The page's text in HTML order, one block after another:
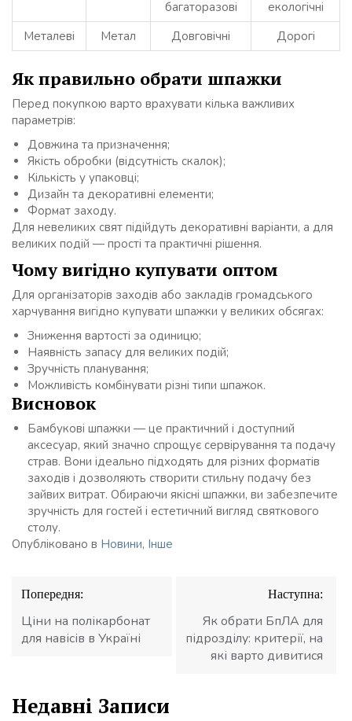
багаторазові
екологічні
Металеві
Метал Довговічні Дорогі
Як правильно обрати шпажки
Перед покупкою варто врахувати кілька важливих
параметрів:
Довжина та призначення;
Якість обробки (відсутність скалок);
Кількість у упаковці;
Дизайн та декоративні елементи;
Формат заходу.
Для невеликих свят підійдуть декоративні варіанти, а для
великих подій — прості та практичні рішення.
Чому вигідно купувати оптом
Для організаторів заходів або закладів громадського
харчування вигідно купувати шпажки у великих обсягах:
Зниження вартості за одиницю;
Наявність запасу для великих подій;
Зручність планування;
Можливість комбінувати різні типи шпажок.
Висновок
Бамбукові шпажки — це практичний і доступний
аксесуар, який значно спрощує сервірування та подачу
страв. Вони ідеально підходять для різних форматів
заходів і дозволяють створити стильну подачу без
зайвих витрат. Обираючи якісні шпажки, ви забезпечите
зручність для гостей і естетичний вигляд святкового
столу.
Опубліковано в Новини, Інше
Навігація
записів
Попередня:
Ціни на полікарбонат
для навісів в Україні
Наступна:
Як обрати БпЛА для
підрозділу: критерії, на
які варто дивитися
Недавні Записи